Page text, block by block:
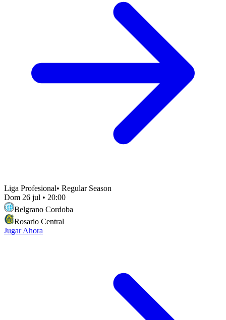
Liga Profesional• Regular Season
Dom 26 jul • 20:00
Belgrano Cordoba
Rosario Central
Jugar Ahora